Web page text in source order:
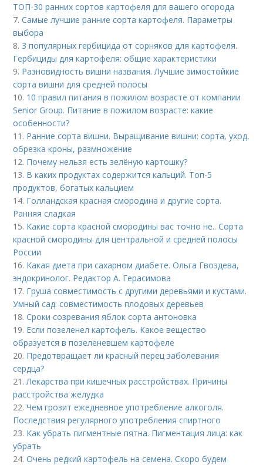
ТОП-30 ранних сортов картофеля для вашего огорода
7.Самые лучшие ранние сорта картофеля. Параметры
выбора
8. 3 популярных гербицида от сорняков для картофеля.
Гербициды для картофеля: общие характеристики
9. Разновидность вишни названия. Лучшие зимостойкие
сорта вишни для средней полосы
10. 10 правил питания в пожилом возрасте от компании
Senior Group. Питание в пожилом возрасте: какие
особенности?
11. Ранние сорта вишни. Выращивание вишни: сорта, уход,
обрезка кроны, размножение
12. Почему нельзя есть зелёную картошку?
13. В каких продуктах содержится кальций. Топ-5
продуктов, богатых кальцием
14. Голландская красная смородина и другие сорта.
Ранняя сладкая
15. Какие сорта красной смородины вас точно не.. Сорта
красной смородины для центральной и средней полосы
России
16. Какая диета при сахарном диабете. Ольга Гвоздева,
эндокринолог. Редактор А. Герасимова
17. Груша совместимость с другими деревьями и кустами.
Умный сад: совместимость плодовых деревьев
18.Сроки созревания яблок сорта антоновка
19. Если позеленел картофель. Какое вещество
образуется в позеленевшем картофеле
20. Предотвращает ли красный перец заболевания
сердца?
21.Лекарства при кишечных расстройствах. Причины
расстройства желудка
22.Чем грозит ежедневное употребление алкоголя.
Последствия регулярного употребления спиртного
23. Как убрать пигментные пятна. Пигментация лица: как
убрать
24.Очень редкий картофель на семена. Скоро будем